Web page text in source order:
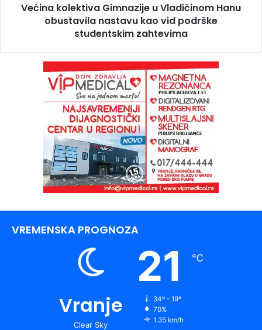
Većina kolektiva Gimnazije u Vladičinom Hanu
obustavila nastavu kao vid podrške
studentskim zahtevima
VREMENSKA PROGNOZA
Vranje
Clear Sky
21 ℃
34º - 19º
70%
1.35 km/h